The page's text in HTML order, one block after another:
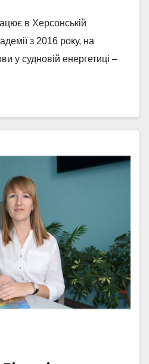
в Херсонській
з 2016 року, на
у судновій енергетиці –